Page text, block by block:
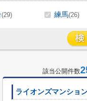
(29) 練馬(26)
該当公開件数
ライオンズマンショ